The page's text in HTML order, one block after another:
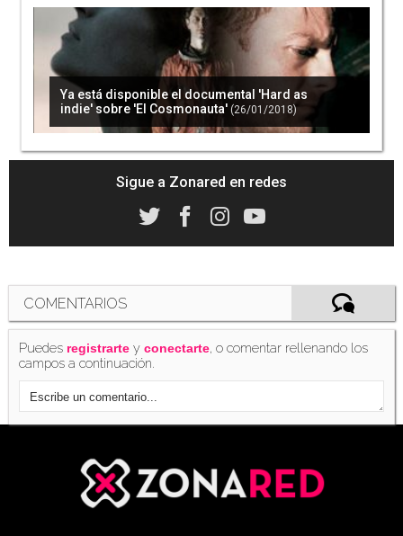
Ya está disponible el documental 'Hard as
indie' sobre 'El Cosmonauta' (26/01/2018)
Sigue a Zonared en redes
COMENTARIOS
Puedes registrarte yconectarte, o comentar rellenando los
campos a continuación.